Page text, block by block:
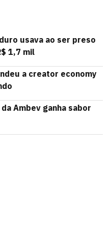
usava ao ser preso
1,7 mil
a creator economy
Ambev ganha sabor